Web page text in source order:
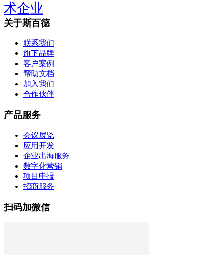
术企业
关于斯百德
联系我们
旗下品牌
客户案例
帮助文档
加入我们
合作伙伴
产品服务
会议展览
应用开发
企业出海服务
数字化营销
项目申报
招商服务
扫码加微信